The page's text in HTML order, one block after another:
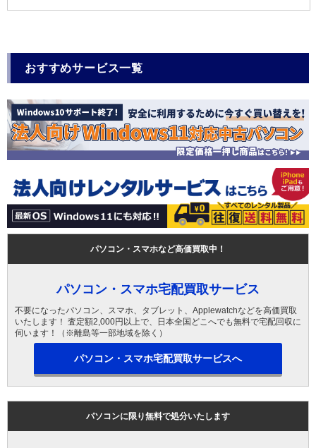
おすすめサービス一覧
パソコン・スマホなど高価買取中！
パソコン・スマホ宅配買取サービス
不要になったパソコン、スマホ、タブレット、Applewatchなどを高価買取
いたします！ 査定額2,000円以上で、日本全国どこへでも無料で宅配回収に
伺います！（※離島等一部地域を除く）
パソコン・スマホ宅配買取サービスへ
パソコンに限り無料で処分いたします